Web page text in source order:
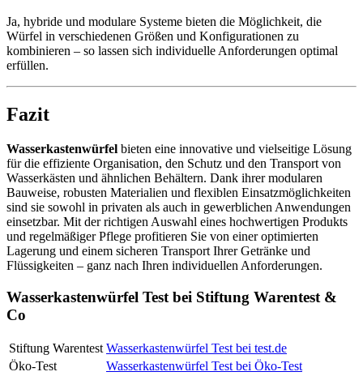
Ja, hybride und modulare Systeme bieten die Möglichkeit, die
Würfel in verschiedenen Größen und Konfigurationen zu
kombinieren – so lassen sich individuelle Anforderungen optimal
erfüllen.
Fazit
Wasserkastenwürfel bieten eine innovative und vielseitige Lösung
für die effiziente Organisation, den Schutz und den Transport von
Wasserkästen und ähnlichen Behältern. Dank ihrer modularen
Bauweise, robusten Materialien und flexiblen Einsatzmöglichkeiten
sind sie sowohl in privaten als auch in gewerblichen Anwendungen
einsetzbar. Mit der richtigen Auswahl eines hochwertigen Produkts
und regelmäßiger Pflege profitieren Sie von einer optimierten
Lagerung und einem sicheren Transport Ihrer Getränke und
Flüssigkeiten – ganz nach Ihren individuellen Anforderungen.
Wasserkastenwürfel Test bei Stiftung Warentest &
Co
Stiftung Warentest Wasserkastenwürfel Test bei test.de
Öko-Test
Wasserkastenwürfel Test bei Öko-Test